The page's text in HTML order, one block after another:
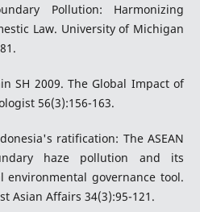
Pollution: Harmonizing
Law. University of Michigan
SH 2009. The Global Impact of
56(3):156-163.
ratification: The ASEAN
haze pollution and its
environmental governance tool.
Asian Affairs 34(3):95-121.